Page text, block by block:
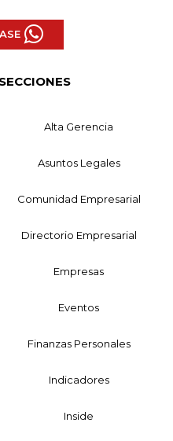
Alta Gerencia
Asuntos Legales
Comunidad Empresarial
Directorio Empresarial
Empresas
Eventos
Finanzas Personales
Indicadores
Inside